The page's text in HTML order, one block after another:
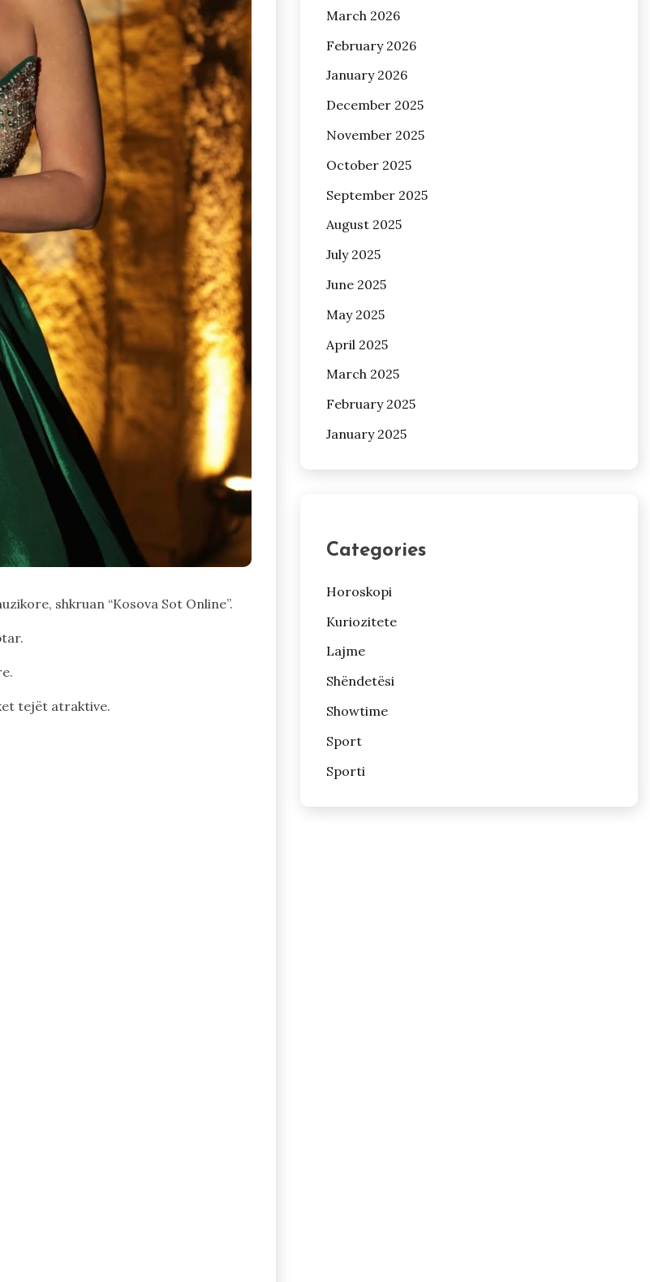
shkruan “Kosova Sot Online”.
tejët atraktive.
March 2026
February 2026
January 2026
December 2025
November 2025
October 2025
September 2025
August 2025
July 2025
June 2025
May 2025
April 2025
March 2025
February 2025
January 2025
Categories
Horoskopi
Kuriozitete
Lajme
Shëndetësi
Showtime
Sport
Sporti